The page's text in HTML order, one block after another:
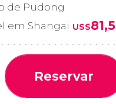
de Pudong
em Shangai US$81,5
Reservar